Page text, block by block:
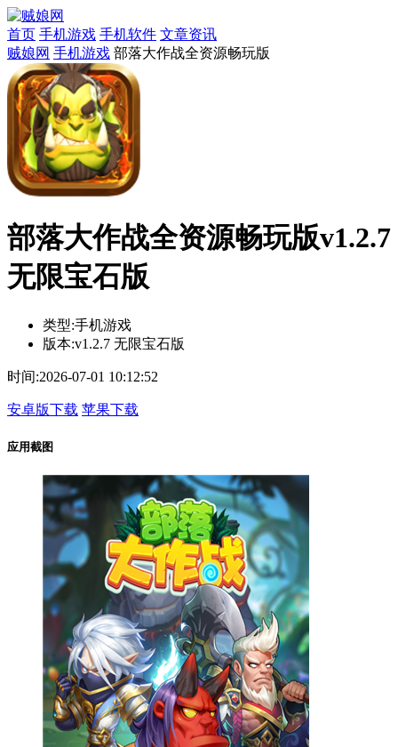
首页 手机游戏 手机软件 文章资讯
贼娘网 手机游戏 部落大作战全资源畅玩版
部落大作战全资源畅玩版v1.2.7
无限宝石版
类型:手机游戏
版本:v1.2.7 无限宝石版
时间:2026-07-01 10:12:52
安卓版下载 苹果下载
应用截图